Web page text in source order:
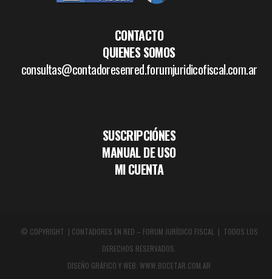
CONTACTO
QUIENES SOMOS
consultas@contadoresenred.forumjuridicofiscal.com.ar
SUSCRIPCIÓNES
MANUAL DE USO
MI CUENTA
© COPYRIGHT | CONTADORES EN RED – FORUM JURÍDICO FISCAL | TODOS LOS
DERECHOS RESERVADOS.
DISEÑO GRÁFICO Y WEB: WWW.BOCETAR.COM.AR